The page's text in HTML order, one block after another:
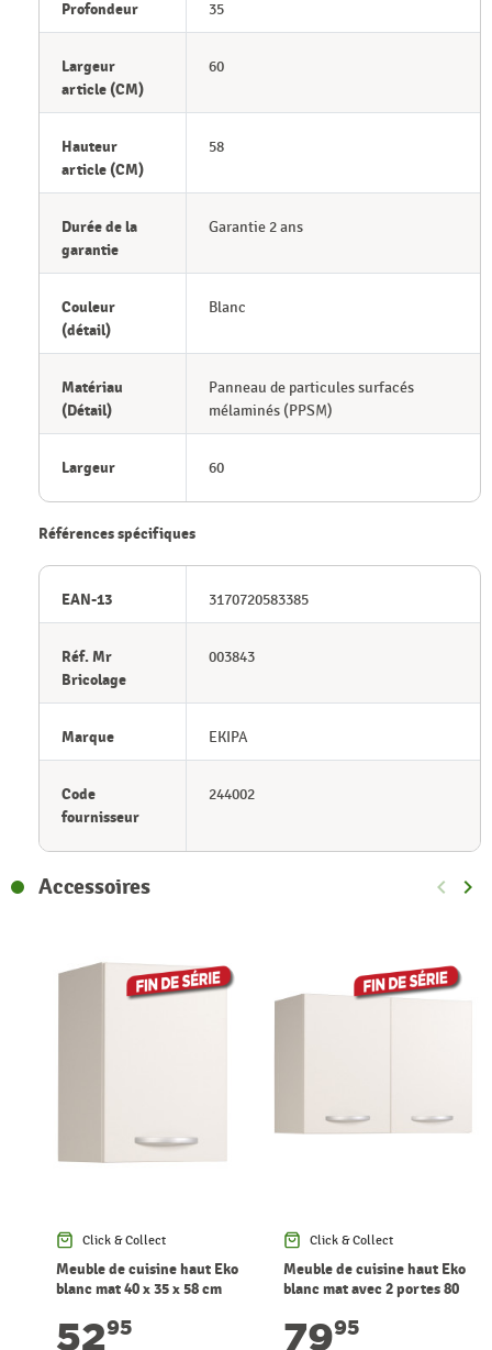
Profondeur 35
Largeur
article (CM)
60
Hauteur
article (CM)
58
Durée de la
garantie
Garantie 2 ans
Couleur
(détail)
Blanc
Matériau
(Détail)
Panneau de particules surfacés
mélaminés (PPSM)
Largeur 60
Références spécifiques
EAN-13 3170720583385
Réf. Mr
Bricolage
003843
Marque EKIPA
Code
fournisseur
244002
Accessoires keyboard_arrow_left keyboard_arrow_right
Click & Collect
Meuble de cuisine haut Eko
blanc mat 40 x 35 x 58 cm
5295
Click & Collect
Meuble de cuisine haut Eko
blanc mat avec 2 portes 80
7995